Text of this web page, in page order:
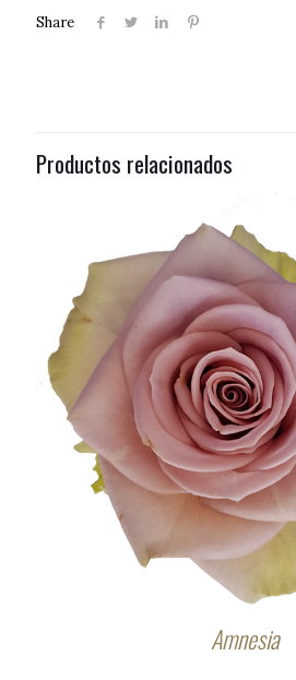
Share
Productos relacionados
Amnesia